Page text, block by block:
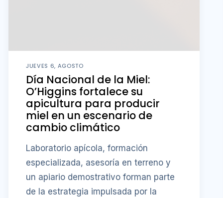
JUEVES 6, AGOSTO
Día Nacional de la Miel:
O’Higgins fortalece su
apicultura para producir
miel en un escenario de
cambio climático
Laboratorio apícola, formación
especializada, asesoría en terreno y
un apiario demostrativo forman parte
de la estrategia impulsada por la